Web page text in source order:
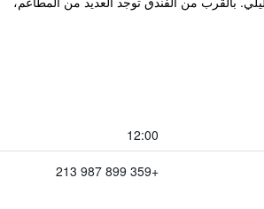
12:00
+359 899 987 213